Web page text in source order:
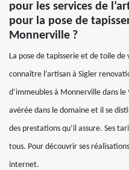
pour les services de
pour la pose de
Monnerville ?
La pose de tapisserie et de toile
connaître l’artisan à Sigler
d’immeubles à Monnerville dans
avérée dans le domaine et il se
des prestations qu’il assure. Ses
tous. Pour découvrir ses
internet.